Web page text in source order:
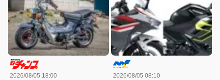
2026/08/05 18:00 2026/08/05 08:10